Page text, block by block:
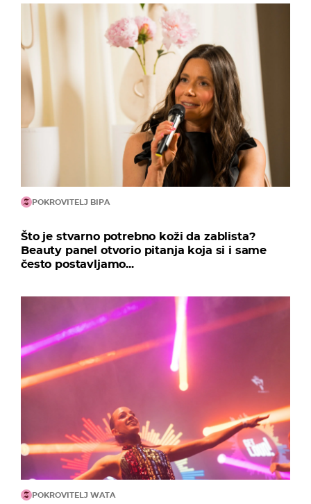
POKROVITELJ BIPA
Što je stvarno potrebno koži da zablista?
Beauty panel otvorio pitanja koja si i same
često postavljamo...
POKROVITELJ WATA